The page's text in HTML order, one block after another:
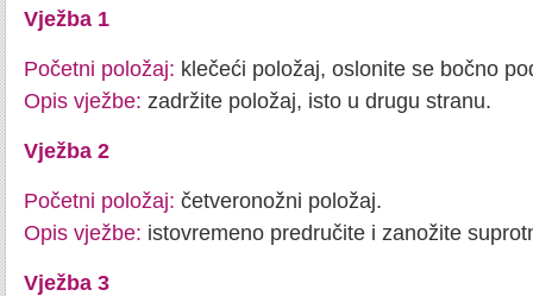
Vježba 1
Početni položaj: klečeći položaj, oslonite se bočno
Opis vježbe: zadržite položaj, isto u drugu stranu.
Vježba 2
Početni položaj: četveronožni položaj.
Opis vježbe: istovremeno predručite i zanožite
Vježba 3